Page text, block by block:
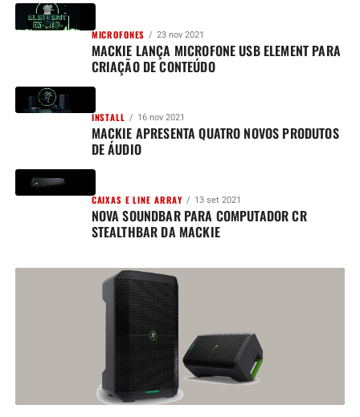
MICROFONES 23 nov 2021
MACKIE LANÇA MICROFONE USB ELEMENT PARA
CRIAÇÃO DE CONTEÚDO
INSTALL 16 nov 2021
MACKIE APRESENTA QUATRO NOVOS PRODUTOS
DE ÁUDIO
CAIXAS E LINE ARRAY 13 set 2021
NOVA SOUNDBAR PARA COMPUTADOR CR
STEALTHBAR DA MACKIE